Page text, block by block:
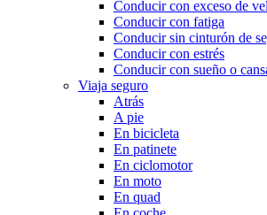
Conducir con exceso de
Conducir con fatiga
Conducir sin cinturón de
Conducir con estrés
Conducir con sueño o
Viaja seguro
Atrás
A pie
En bicicleta
En patinete
En ciclomotor
En moto
En quad